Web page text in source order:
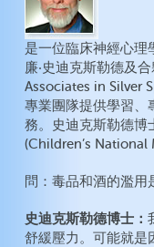
是一位臨床神經心理
廉‧史迪克斯勒德及
Associates in Silver
專業團隊提供學習、
務。史迪克斯勒德博
(Children’s National
問：毒品和酒的濫用
史迪克斯勒德博士：
舒緩壓力。可能就是